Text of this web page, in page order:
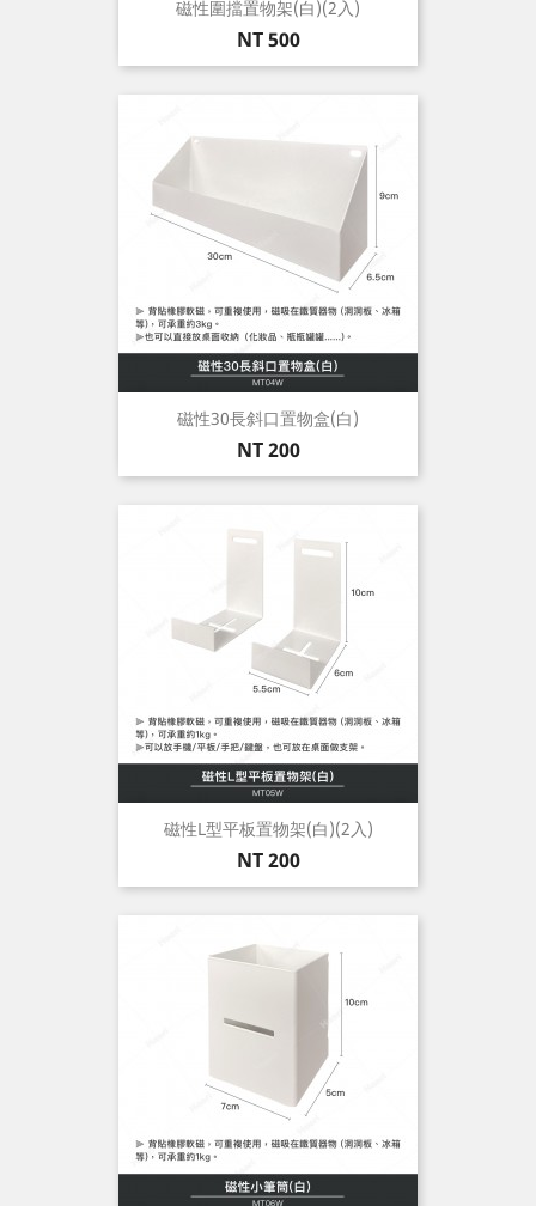
磁性圍擋置物架(白)(2入)
價
格
NT 500
磁性30長斜口置物盒(白)
價
格
NT 200
磁性L型平板置物架(白)(2入)
價
格
NT 200